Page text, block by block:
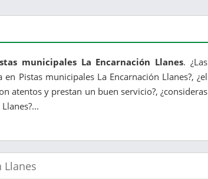
municipales La Encarnación Llanes. ¿Las
Pistas municipales La Encarnación Llanes?, ¿el
atentos y prestan un buen servicio?, ¿consideras
Llanes